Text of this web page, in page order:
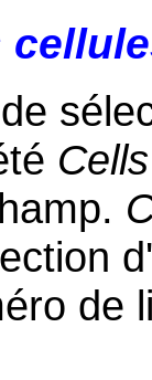
Cells
de